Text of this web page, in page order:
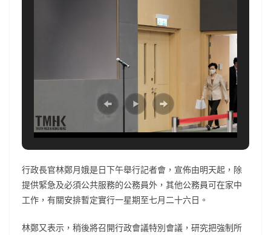
行政長官林鄭月娥是日下午舉行記者會，宣佈由明天起，除
提供緊急及必須公共服務的公務員外，其他公務員可在家中
工作，有關安排暫定實行一星期至七月二十六日。
林鄭又表示，稍後將召開行政會議特別會議，研究把強制所